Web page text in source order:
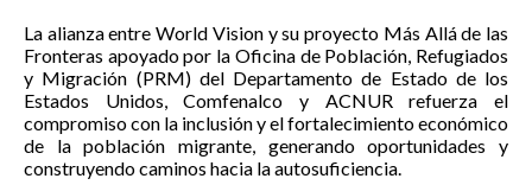
La alianza entre World Vision y su proyecto Más Allá de las
Fronteras apoyado por la Oficina de Población, Refugiados
y Migración (PRM) del Departamento de Estado de los
Estados Unidos, Comfenalco y ACNUR refuerza el
compromiso con la inclusión y el fortalecimiento económico
de la población migrante, generando oportunidades y
construyendo caminos hacia la autosuficiencia.